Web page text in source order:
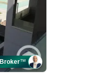
Broker™